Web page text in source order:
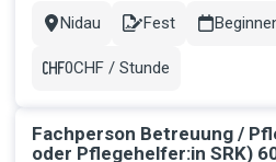
begleitet und ihre
Unterstützung...
Stadt
Nidau
Contract
Fest
Gehalt
0CHF / Stunde
Fachperson Betreuung /
oder Pflegehelfer:in SRK)